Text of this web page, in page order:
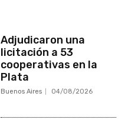
Adjudicaron una
licitación a 53
cooperativas en la
Plata
Buenos Aires 04/08/2026